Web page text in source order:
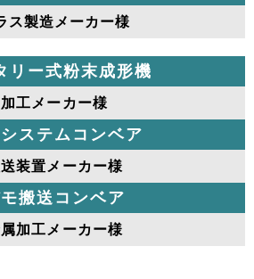
ス製造メーカー様
リー式粉末成形機
加工メーカー様
ステムコンベア
装置メーカー様
搬送コンベア
加工メーカー様